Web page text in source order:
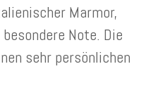
Marmor,
Note. Die
sehr persönlichen